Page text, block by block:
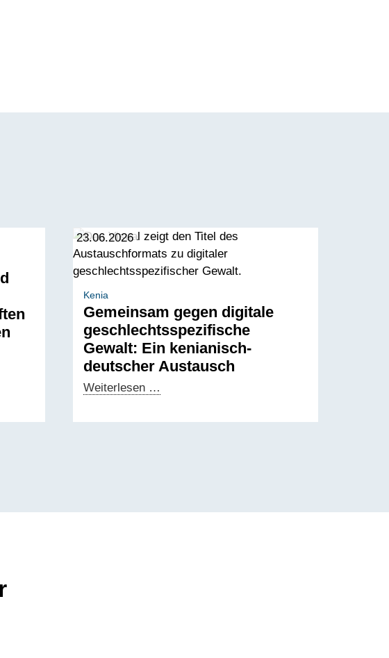
23.06.2026
Kenia
Gemeinsam gegen digitale
geschlechtsspezifische
Gewalt: Ein kenianisch-
deutscher Austausch
Weiterlesen …
digitale